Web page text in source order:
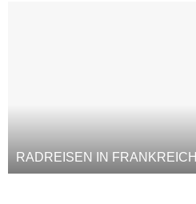
RADREISEN IN FRANKREICH